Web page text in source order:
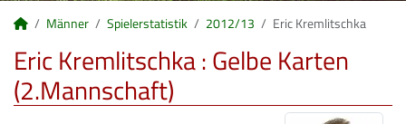
Männer Spielerstatistik 2012/13 Eric Kremlitschka
Eric Kremlitschka : Gelbe Karten
(2.Mannschaft)